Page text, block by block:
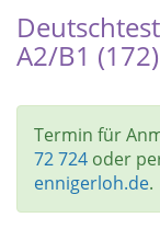
A2/B1 (172)
Termin für
72 724 oder
ennigerloh.de.